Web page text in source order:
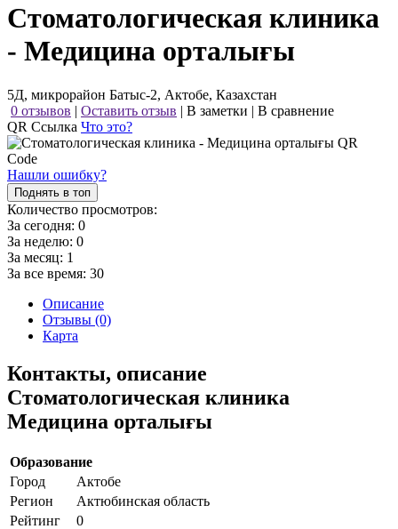
Стоматологическая клиника
- Медицина орталығы
5Д, микрорайон Батыс-2, Актобе, Казахстан
0 отзывов | Оставить отзыв | В заметки | В сравнение
QR Ссылка Что это?
Нашли ошибку?
Поднять в топ
Количество просмотров:
За сегодня: 0
За неделю: 0
За месяц: 1
За все время: 30
Описание
Отзывы (0)
Карта
Контакты, описание
Стоматологическая клиника
Медицина орталығы
Образование
Город
Актобе
Регион
Актюбинская область
Рейтинг
0